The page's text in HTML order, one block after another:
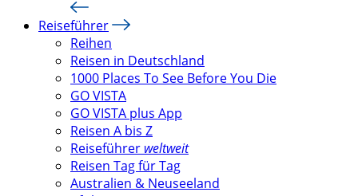
Reiseführer
Reihen
Reisen in Deutschland
1000 Places To See Before You Die
GO VISTA
GO VISTA plus App
Reisen A bis Z
Reiseführer weltweit
Reisen Tag für Tag
Australien & Neuseeland